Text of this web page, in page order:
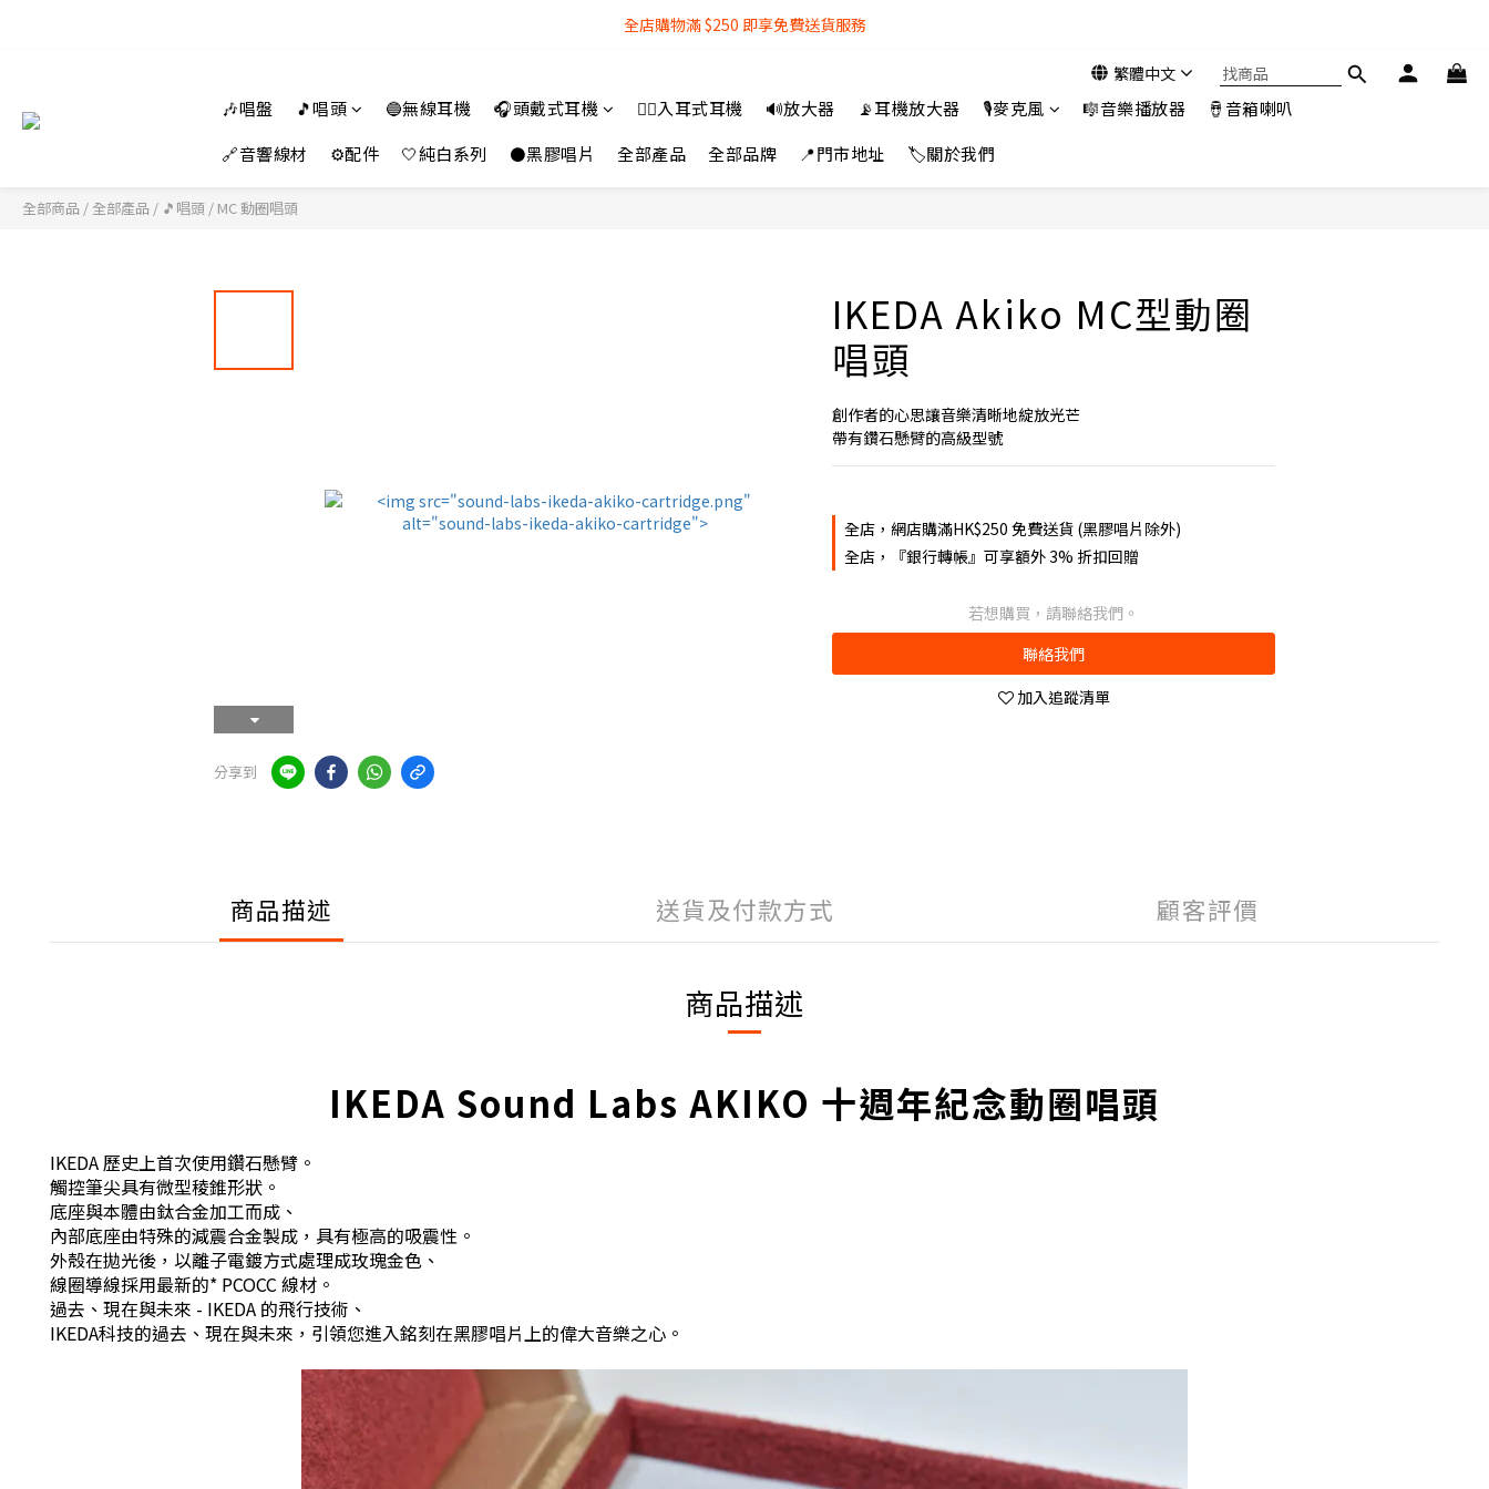
全店購物滿 $250 即享免費送貨服務
全店購物滿 $250 即享免費送貨服務
全店購物滿 $250 即享免費送貨服務
繁體中文
🎶唱盤 🎵唱頭 🔵無線耳機 🎧頭戴式耳機 👂🏻入耳式耳機 🔊放大器 📡耳機放大器 🎙️麥克風 🎼音樂播放器
🪘音箱喇叭
🔗音響線材
⚙️配件 🤍純白系列 ⚫黑膠唱片 全部產品 全部品牌 📍門市地址 🏷️關於我們
全部商品 / 全部產品 / 🎵唱頭 / MC 動圈唱頭
分享到
IKEDA Akiko MC型動圈
唱頭
創作者的心思讓音樂清晰地綻放光芒
帶有鑽石懸臂的高級型號
全店，網店購滿HK$250 免費送貨 (黑膠唱片除外)
全店，『銀行轉帳』可享額外 3% 折扣回贈
若想購買，請聯絡我們。
聯絡我們
加入追蹤清單
商品描述 送貨及付款方式 顧客評價
商品描述
IKEDA Sound Labs AKIKO 十週年紀念動圈唱頭
IKEDA 歷史上首次使用鑽石懸臂。
觸控筆尖具有微型稜錐形狀。
底座與本體由鈦合金加工而成、
內部底座由特殊的減震合金製成，具有極高的吸震性。
外殼在拋光後，以離子電鍍方式處理成玫瑰金色、
線圈導線採用最新的* PCOCC 線材。
過去、現在與未來 - IKEDA 的飛行技術、
IKEDA科技的過去、現在與未來，引領您進入銘刻在黑膠唱片上的偉大音樂之心。